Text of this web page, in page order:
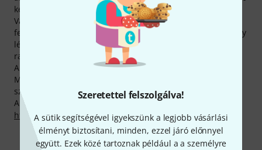
Szeretettel felszolgálva!
A sütik segítségével igyekszünk a legjobb vásárlási
élményt biztosítani, minden, ezzel járó előnnyel
együtt. Ezek közé tartoznak például a a személyre
kelt el.
Vásárlóink számos Mutec -terméket értékelnek átlagon
felülinek! Az ötből átlagosan 4.8 csillagra értékelt Mutec így
lényegesen a többi brand fölött helyezkedik el
ranglistánkon.
A gyártó minden Mutec-termékre 2 év garanciát szavatol.
Mi ezt a garanciát kibővítve biztosítunk minden vásárlónk
számára 3 évre kiterjedő garanciát.
A gyártóval kapcsolatban itt találsz bővebb tájékoztatást:
http://www.mutec-net.de